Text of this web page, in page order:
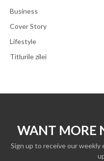
Business
Cover Story
Lifestyle
Titlurile zilei
WANT MORE
Sign up to receive our weekly